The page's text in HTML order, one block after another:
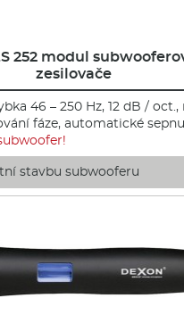
252 modul
zesilovače
46 – 250 Hz, 12 dB /
fáze, automatické
stavbu subwooferu